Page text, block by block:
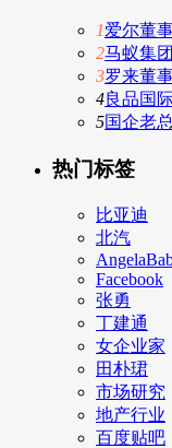
1爱尔董
2马蚁集
3罗来董
4良品国
5国企老
热门标签
比亚迪
北汽
Facebook
张勇
丁建通
女企业家
田朴珺
市场研究
地产行业
百度贴吧